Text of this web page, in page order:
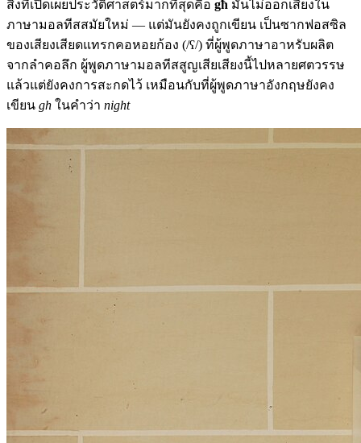
สิ่งที่เปิดเผยประวัติศาสตร์มากที่สุดคือ għ มันไม่ออกเสียงใน
ภาษามอลทีสสมัยใหม่ — แต่มันยังคงถูกเขียน เป็นซากฟอสซิล
ของเสียงเสียดแทรกคอหอยก้อง (/ʕ/) ที่ผู้พูดภาษาอาหรับผลิต
จากลำคอลึก ผู้พูดภาษามอลทีสสูญเสียเสียงนี้ไปหลายศตวรรษ
แล้วแต่ยังคงการสะกดไว้ เหมือนกับที่ผู้พูดภาษาอังกฤษยังคง
เขียน gh ในคำว่า night